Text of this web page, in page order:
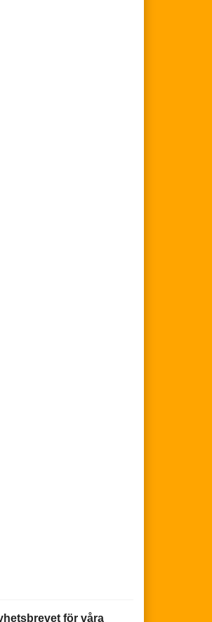
för våra